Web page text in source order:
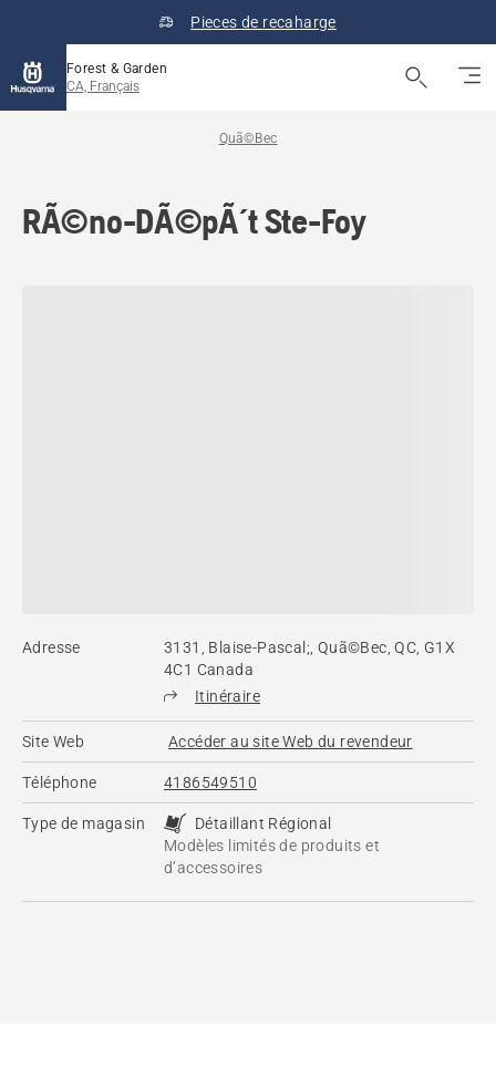
Pieces de recaharge
Forest & Garden
CA, Français
Quã©Bec
RÃ©no-DÃ©pÃ´t Ste-Foy
Adresse
3131, Blaise-Pascal;, Quã©Bec, QC, G1X
4C1 Canada
Itinéraire
Site Web Accéder au site Web du revendeur
Téléphone 4186549510
Type de magasin
Détaillant Régional
Modèles limités de produits et
d’accessoires